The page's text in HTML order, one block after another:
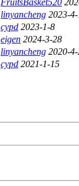
linyancheng 2023-
cypd 2023-1-8
eigen 2024-3-28
linyancheng 2020-
cypd 2021-1-15